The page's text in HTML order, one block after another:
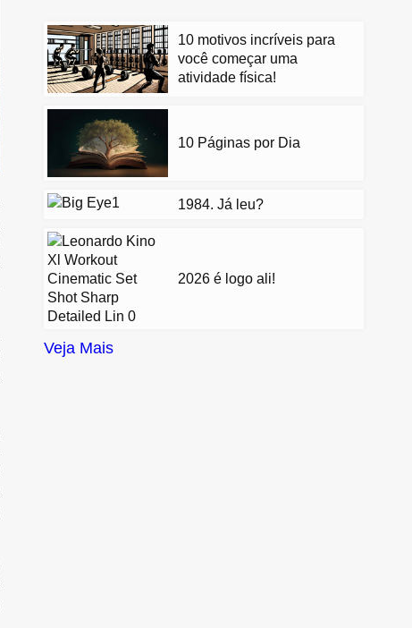
10 motivos incríveis para
você começar uma
atividade física!
10 Páginas por Dia
1984. Já leu?
2026 é logo ali!
Veja Mais